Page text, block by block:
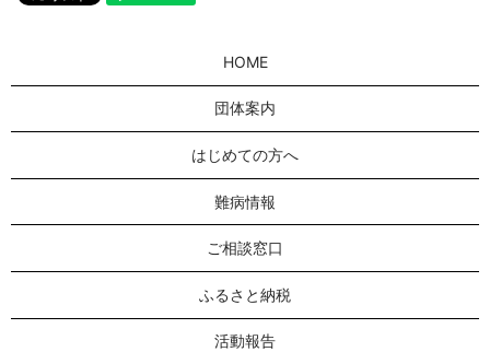
HOME
団体案内
はじめての方へ
難病情報
ご相談窓口
ふるさと納税
活動報告